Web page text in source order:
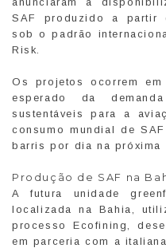
SAF produzido a partir
sob o padrão
Risk.
Os projetos ocorrem em
esperado da
sustentáveis para a
consumo mundial de
barris por dia na próxima
Produção de SAF na
A futura unidade
localizada na Bahia,
processo Ecofining,
em parceria com a italiana